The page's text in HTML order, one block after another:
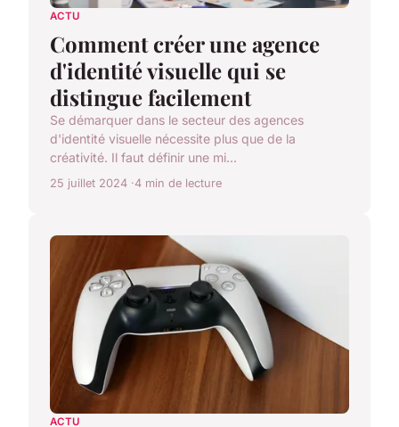
ACTU
Comment créer une agence
d'identité visuelle qui se
distingue facilement
Se démarquer dans le secteur des agences
d'identité visuelle nécessite plus que de la
créativité. Il faut définir une mi...
25 juillet 2024 4 min de lecture
ACTU